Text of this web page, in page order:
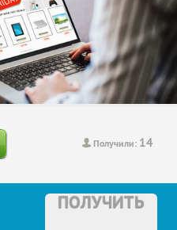
Получили: 14
ПОЛУЧИТЬ